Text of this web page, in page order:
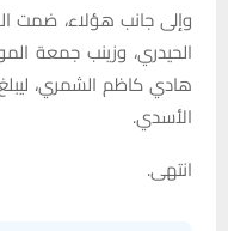
وإلى جانب هؤلاء، ضمت
الحيدري، وزينب جمعة
هادي كاظم الشمري،
الأسدي.
انتهى.